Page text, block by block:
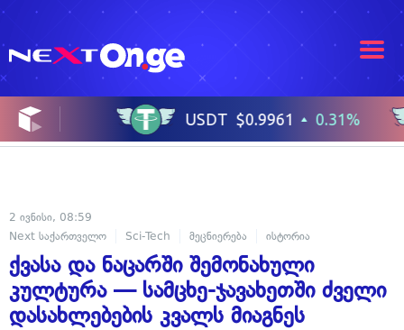
2 ივნისი, 08:59
Next საქართველო
Sci-Tech მეცნიერება ისტორია
ქვასა და ნაცარში შემონახული
კულტურა — სამცხე-ჯავახეთში ძველი
დასახლებების კვალს მიაგნეს